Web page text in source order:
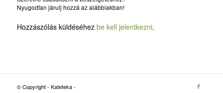
Nyugodtan járulj hozzá az alábbiakban!
Hozzászólás küldéséhez be kell jelentkezni.
© Copyright - Kateteka -